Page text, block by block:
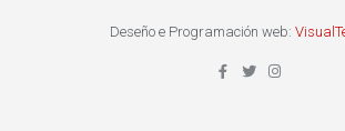
Deseño e Programación web: